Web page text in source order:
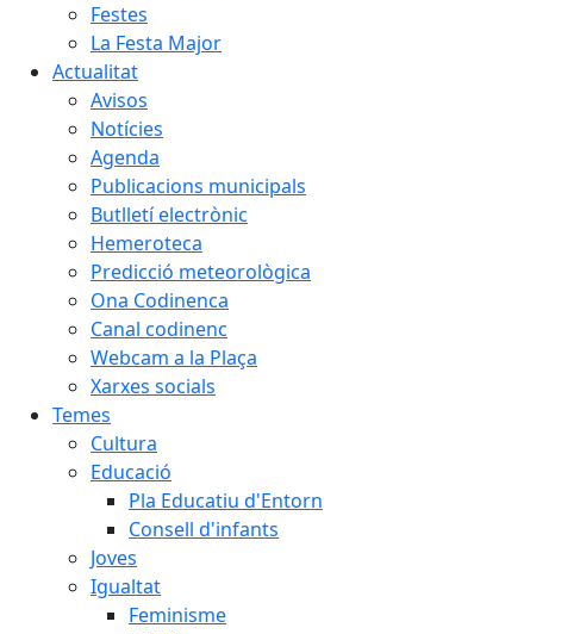
Festes
La Festa Major
Actualitat
Avisos
Notícies
Agenda
Publicacions municipals
Butlletí electrònic
Hemeroteca
Predicció meteorològica
Ona Codinenca
Canal codinenc
Webcam a la Plaça
Xarxes socials
Temes
Cultura
Educació
Pla Educatiu d'Entorn
Consell d'infants
Joves
Igualtat
Feminisme